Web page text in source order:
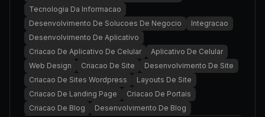
Tecnologia Da Informacao
Desenvolvimento De Solucoes De Negocio
Integracao
Desenvolvimento De Aplicativo
Criacao De Aplicativo De Celular
Aplicativo De Celular
Web Design
Criacao De Site
Desenvolvimento De Site
Criacao De Sites Wordpress
Layouts De Site
Criacao De Landing Page
Criacao De Portais
Criacao De Blog
Desenvolvimento De Blog